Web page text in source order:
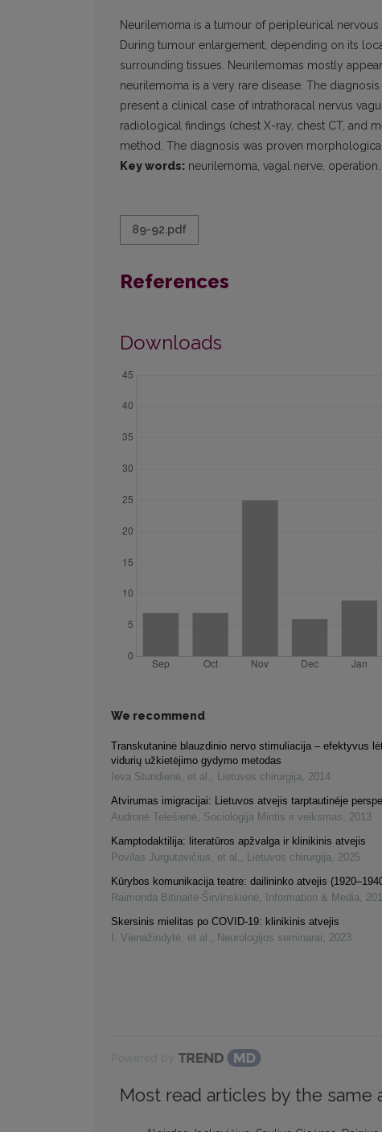
Neurilemoma is a tumour of peripleurical
During tumour enlargement, depending on its
surrounding tissues. Neurilemomas mostly
neurilemoma is a very rare disease. The
present a clinical case of intrathoracal nervus
radiological findings (chest X-ray, chest CT, and
method. The diagnosis was proven
Key words: neurilemoma, vagal nerve, operation.
89-92.pdf
References
Downloads
We recommend
Transkutaninė blauzdinio nervo stimuliacija – efektyvus
vidurių užkietėjimo gydymo metodas
Ieva Stundienė, et al. , Lietuvos chirurgija, 2014
Atvirumas imigracijai: Lietuvos atvejis tarptautinėje
Audronė Telešienė, Sociologija Mintis ir veiksmas, 2013
Kamptodaktilija: literatūros apžvalga ir klinikinis atvejis
Povilas Jurgutavičius, et al. , Lietuvos chirurgija, 2025
Kūrybos komunikacija teatre: dailininko atvejis
Raimonda Bitinaitė-Širvinskienė, Information & Media,
Skersinis mielitas po COVID-19: klinikinis atvejis
I. Vienažindytė, et al. , Neurologijos seminarai, 2023
Most read articles by the same